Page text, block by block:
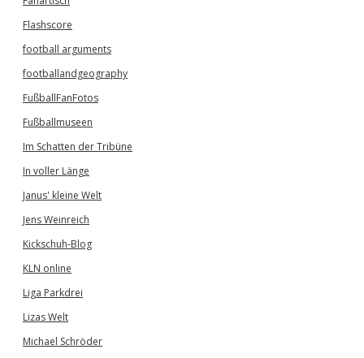
Flashscore
football arguments
footballandgeography
FußballFanFotos
Fußballmuseen
Im Schatten der Tribüne
In voller Länge
Janus' kleine Welt
Jens Weinreich
Kickschuh-Blog
KLN online
Liga Parkdrei
Lizas Welt
Michael Schröder